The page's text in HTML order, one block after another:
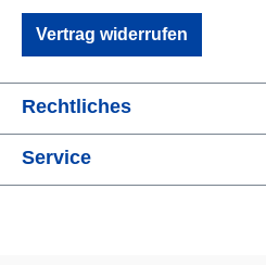
Vertrag widerrufen
Rechtliches
Service